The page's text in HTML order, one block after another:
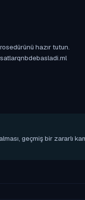
hazır tutun.
geçmiş bir zararlı